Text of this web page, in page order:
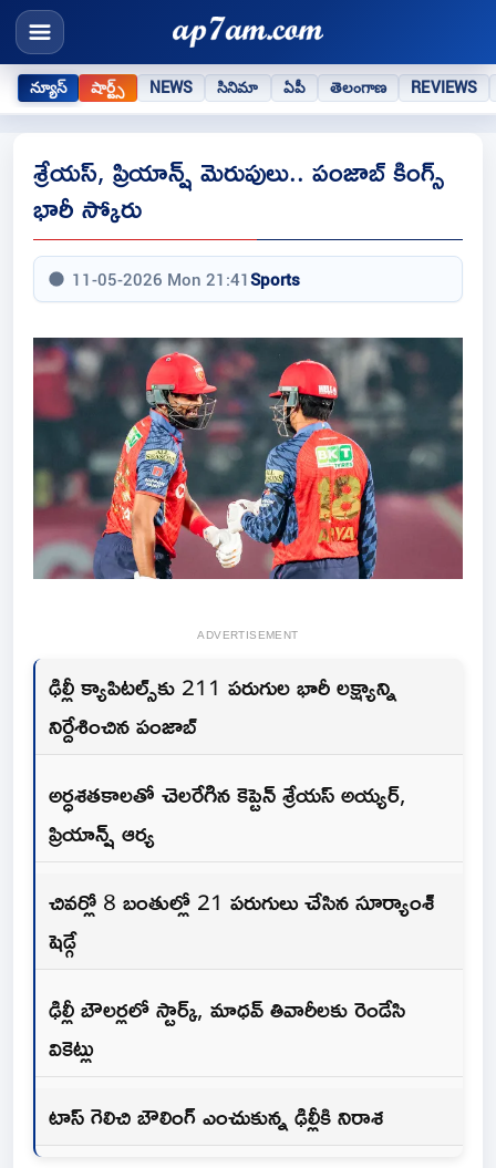
న్యూస్ షార్ట్స్ NEWS సినిమా ఏపీ తెలంగాణ REVIEWS
శ్రేయస్, ప్రియాన్ష్ మెరుపులు.. పంజాబ్ కింగ్స్
భారీ స్కోరు
11-05-2026 Mon 21:41Sports
ADVERTISEMENT
ఢిల్లీ క్యాపిటల్స్‌కు 211 పరుగుల భారీ లక్ష్యాన్ని
నిర్దేశించిన పంజాబ్
అర్ధశతకాలతో చెలరేగిన కెప్టెన్ శ్రేయస్ అయ్యర్,
ప్రియాన్ష్ ఆర్య
చివర్లో 8 బంతుల్లో 21 పరుగులు చేసిన సూర్యాంశ్
షెడ్గే
ఢిల్లీ బౌలర్లలో స్టార్క్, మాధవ్ తివారీలకు రెండేసి
వికెట్లు
టాస్ గెలిచి బౌలింగ్ ఎంచుకున్న ఢిల్లీకి నిరాశ